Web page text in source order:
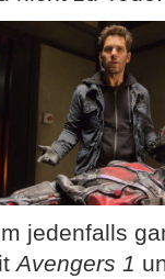
jedenfalls
Avengers 1